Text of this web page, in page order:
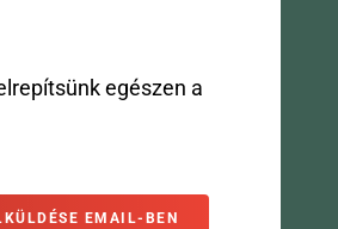
egészen a
EMAIL-BEN